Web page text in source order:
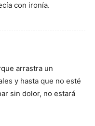
con ironía.
arrastra un
y hasta que no esté
sin dolor, no estará